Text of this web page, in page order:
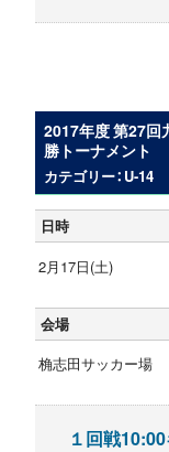
2017年度 第27回
勝トーナメント
カテゴリー：U-14
日時
2月17日(土)
会場
桷志田サッカー場
１回戦